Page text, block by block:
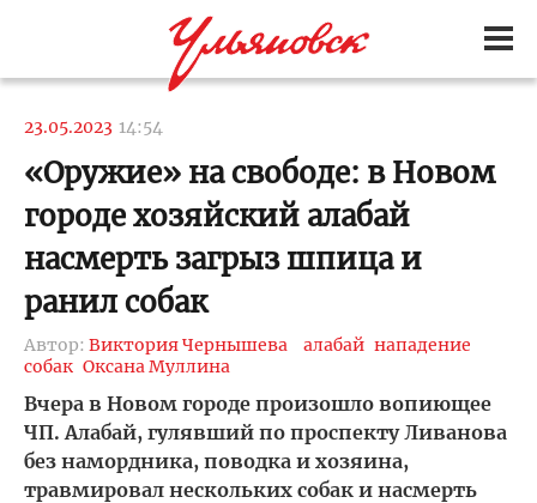
23.05.2023 14:54
«Оружие» на свободе: в Новом
городе хозяйский алабай
насмерть загрыз шпица и
ранил собак
Автор: Виктория Чернышева алабай нападение
собак Оксана Муллина
Вчера в Новом городе произошло вопиющее
ЧП. Алабай, гулявший по проспекту Ливанова
без намордника, поводка и хозяина,
травмировал нескольких собак и насмерть